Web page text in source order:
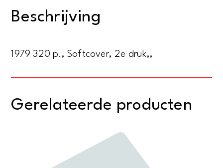
Beschrijving
1979 320 p., Softcover, 2e druk,,
Gerelateerde producten